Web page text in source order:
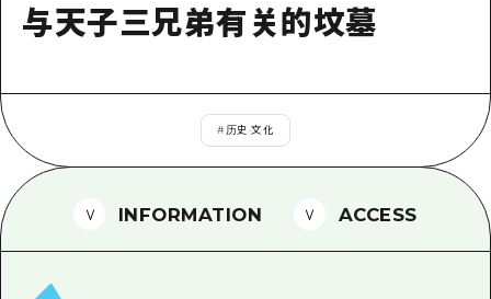
标准
治愈
短途旅行
一日游
1晚2天
2晚3天
超值的游览门票
广岛免费无线上网
与天子三兄弟有关的坟墓
# 历史·文化
INFORMATION ACCESS